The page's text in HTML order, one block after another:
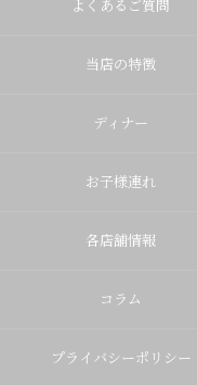
よくあるご質問
当店の特徴
ディナー
お子様連れ
各店舗情報
コラム
プライバシーポリシー